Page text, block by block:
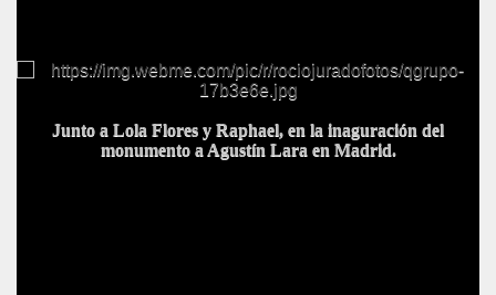
Junto a Lola Flores y Raphael, en la inaguración del
monumento a Agustín Lara en Madrid.